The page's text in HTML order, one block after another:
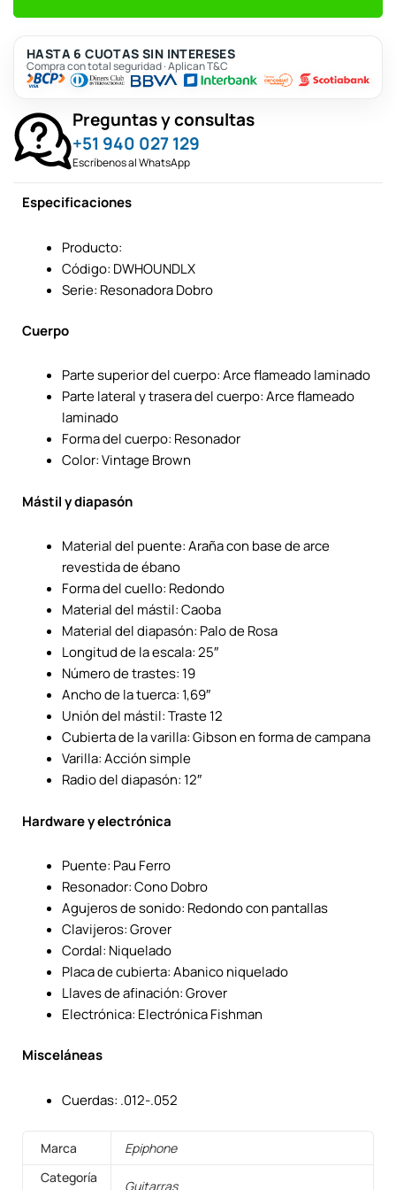
HASTA 6 CUOTAS SIN INTERESES
Compra con total seguridad · Aplican T&C
Preguntas y consultas
+51 940 027 129
Escríbenos al WhatsApp
Especificaciones
Producto:
Código: DWHOUNDLX
Serie: Resonadora Dobro
Cuerpo
Parte superior del cuerpo: Arce flameado laminado
Parte lateral y trasera del cuerpo: Arce flameado
laminado
Forma del cuerpo: Resonador
Color: Vintage Brown
Mástil y diapasón
Material del puente: Araña con base de arce
revestida de ébano
Forma del cuello: Redondo
Material del mástil: Caoba
Material del diapasón: Palo de Rosa
Longitud de la escala: 25″
Número de trastes: 19
Ancho de la tuerca: 1,69″
Unión del mástil: Traste 12
Cubierta de la varilla: Gibson en forma de campana
Varilla: Acción simple
Radio del diapasón: 12″
Hardware y electrónica
Puente: Pau Ferro
Resonador: Cono Dobro
Agujeros de sonido: Redondo con pantallas
Clavijeros: Grover
Cordal: Niquelado
Placa de cubierta: Abanico niquelado
Llaves de afinación: Grover
Electrónica: Electrónica Fishman
Misceláneas
Cuerdas: .012-.052
Marca
Epiphone
Categoría
Guitarras